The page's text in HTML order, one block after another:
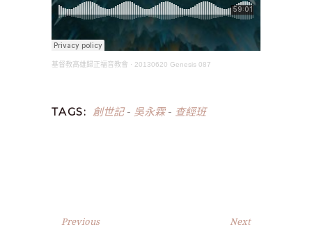
基督教高雄歸正福音教會 · 20130620 Genesis 087
TAGS: 創世記- 吳永霖- 查經班
Previous Next